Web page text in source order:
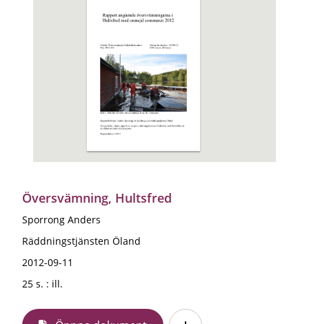
Översvämning, Hultsfred
Sporrong Anders
Räddningstjänsten Öland
2012-09-11
25 s. : ill.